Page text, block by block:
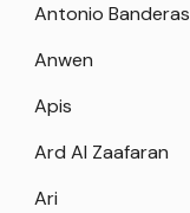
Antonio Banderas
Anwen
Apis
Ard Al Zaafaran
Ari